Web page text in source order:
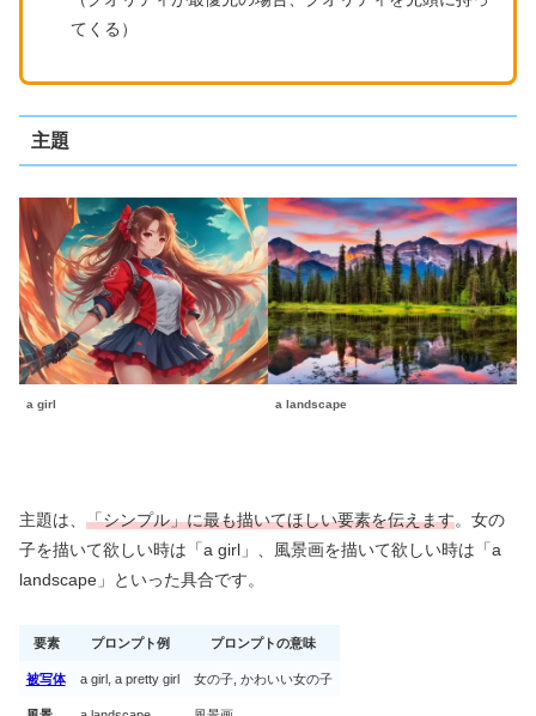
てくる）
主題
a girl a landscape
主題は、 「シンプル」に最も描いてほしい要素を伝えます。女の
子を描いて欲しい時は「a girl」、風景画を描いて欲しい時は「a
landscape」といった具合です。
要素 プロンプト例 プロンプトの意味
被写体 a girl, a pretty girl 女の子, かわいい女の子